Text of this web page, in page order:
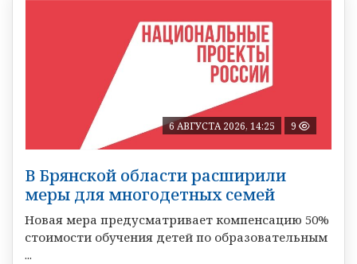
6 АВГУСТА 2026, 14:25 9
В Брянской области расширили
меры для многодетных семей
Новая мера предусматривает компенсацию 50%
стоимости обучения детей по образовательным
...